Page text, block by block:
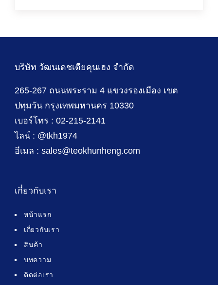
บริษัท วัฒนเดชเตียคุนเฮง จำกัด
265-267 ถนนพระราม 4 แขวงรองเมือง เขต
ปทุมวัน กรุงเทพมหานคร 10330
เบอร์โทร : 02-215-2141
ไลน์ : @tkh1974
อีเมล : sales@teokhunheng.com
เกี่ยวกับเรา
หน้าแรก
เกี่ยวกับเรา
สินค้า
บทความ
ติดต่อเรา